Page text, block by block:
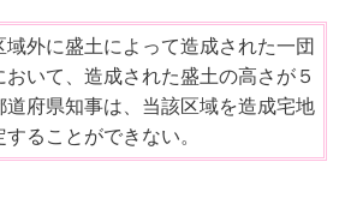
外に盛土によって造成された一団
いて、造成された盛土の高さが５
道府県知事は、当該区域を造成宅地
ることができない。